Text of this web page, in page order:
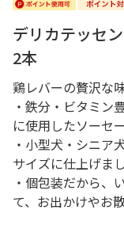
デリカテッセ
2本
鶏レバーの贅沢な
・鉄分・ビタミン
に使用したソーセ
・小型犬・シニア
サイズに仕上げまし
・個包装だから、
て、お出かけやお